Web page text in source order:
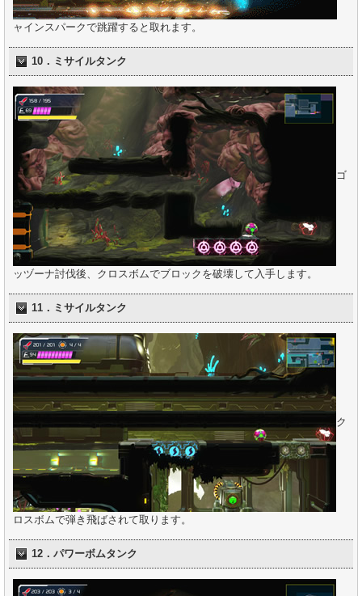
ャインスパークで跳躍すると取れます。
10．ミサイルタンク
ゴ
ッヅーナ討伐後、クロスボムでブロックを破壊して入手します。
11．ミサイルタンク
ク
ロスボムで弾き飛ばされて取ります。
12．パワーボムタンク